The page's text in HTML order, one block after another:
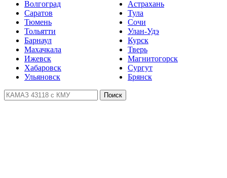
Волгоград
Саратов
Тюмень
Тольятти
Барнаул
Махачкала
Ижевск
Хабаровск
Ульяновск
Астрахань
Тула
Сочи
Улан-Удэ
Курск
Тверь
Магнитогорск
Сургут
Брянск
Поиск